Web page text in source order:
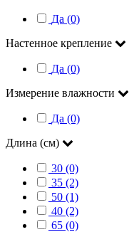
Да (0)
Настенное крепление
Да (0)
Измерение влажности
Да (0)
Длина (см)
30 (0)
35 (2)
50 (1)
40 (2)
65 (0)